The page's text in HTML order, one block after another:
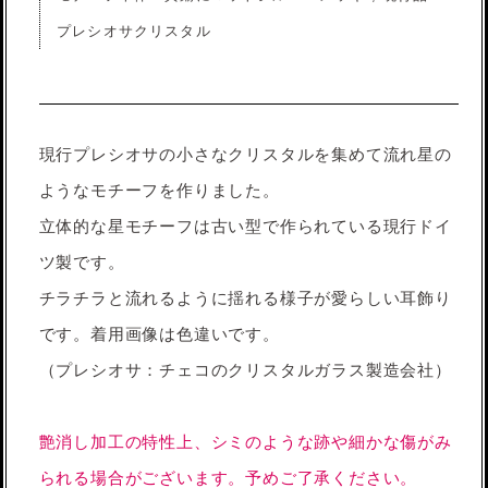
プレシオサクリスタル
現行プレシオサの小さなクリスタルを集めて流れ星の
ようなモチーフを作りました。
立体的な星モチーフは古い型で作られている現行ドイ
ツ製です。
チラチラと流れるように揺れる様子が愛らしい耳飾り
です。着用画像は色違いです。
（プレシオサ：チェコのクリスタルガラス製造会社）
艶消し加工の特性上、シミのような跡や細かな傷がみ
られる場合がございます。予めご了承ください。